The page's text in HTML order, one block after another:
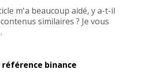
m'a beaucoup aidé, y a-t-il
similaires ? Je vous
référence binance